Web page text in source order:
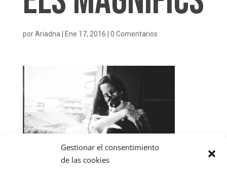
Gestionar el consentimiento
de las cookies
porAriadna Ene 17, 2016 0 Comentarios